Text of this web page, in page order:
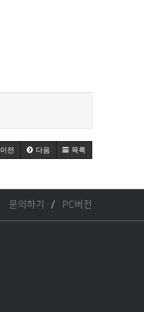
이전 다음 목록
문의하기 PC버전